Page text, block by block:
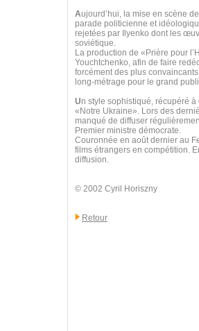
Aujourd’hui, la mise en scène
parade politicienne et
rejetées par Ilyenko dont les
soviétique.
La production de «Prière pour
Youchtchenko, afin de faire
forcément des plus
long-métrage pour le grand
Un style sophistiqué, récupéré
«Notre Ukraine». Lors des
manqué de diffuser
Premier ministre démocrate.
Couronnée en août dernier au
films étrangers en compétition.
diffusion.
© 2002 Cyril Horiszny
Retour